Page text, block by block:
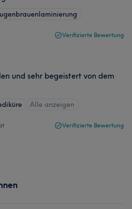
Verifizierte Bewertung
und sehr begeistert von dem
Alle anzeigen
Verifizierte Bewertung